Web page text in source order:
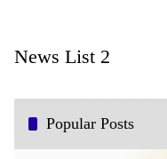
News List 2
Popular Posts